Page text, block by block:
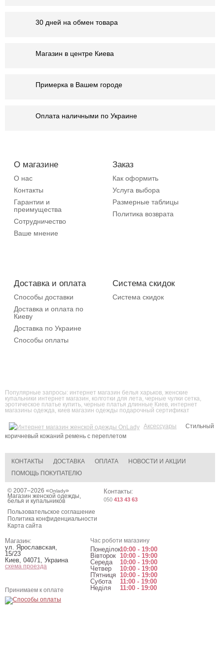
30 дней на обмен товара
Магазин в центре Киева
Примерка в Вашем городе
Оплата наличными по Украине
О магазине
О нас
Контакты
Гарантии и
преимущества
Сотрудничество
Ваше мнение
Заказ
Как оформить
Услуга выбора
Размерные таблицы
Политика возврата
Доставка и оплата
Способы доставки
Доставка и оплата по
Киеву
Доставка по Украине
Способы оплаты
Система скидок
Система скидок
Популярные запросы: интернет магазин белья харьков женские
купальники интернет магазин колготки для лета черные чулки сетка
эротическое платье купить черные платья длинные Киев интернет
магазины одежда киев магазин одежды подарочный сертификат
Аксессуары
Стильный
коричневый кожаний ремень с переплетом
КОНТАКТЫ ДОСТАВКА ОПЛАТА
НОВОСТИ И АКЦИИ
ПОМОЩЬ ПОКУПАТЕЛЮ
© 2007–2026 «Onlady»
Магазин женской одежды,
белья и купальников
Пользовательское соглашение
Политика конфиденциальности
Карта сайта
Контакты:
050 413 43 63
Магазин:
ул. Ярославская,
15/23
Киев 04071 Украина
схема проезда
Час роботи магазину
Понеділок10:00 - 19:00
Вівторок 10:00 - 19:00
Середа
10:00 - 19:00
Четвер
10:00 - 19:00
П'ятниця 10:00 - 19:00
Субота
11:00 - 19:00
Неділя
11:00 - 19:00
Принимаем к оплате